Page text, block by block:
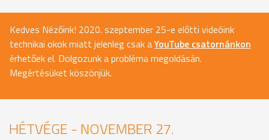
Kedves Nézőink! 2020. szeptember 25-e előtti videóink
technikai okok miatt jelenleg csak aYouTube csatornánkon
érhetőek el. Dolgozunk a probléma megoldásán.
Megértésüket köszönjük.
HÉTVÉGE - NOVEMBER 27.